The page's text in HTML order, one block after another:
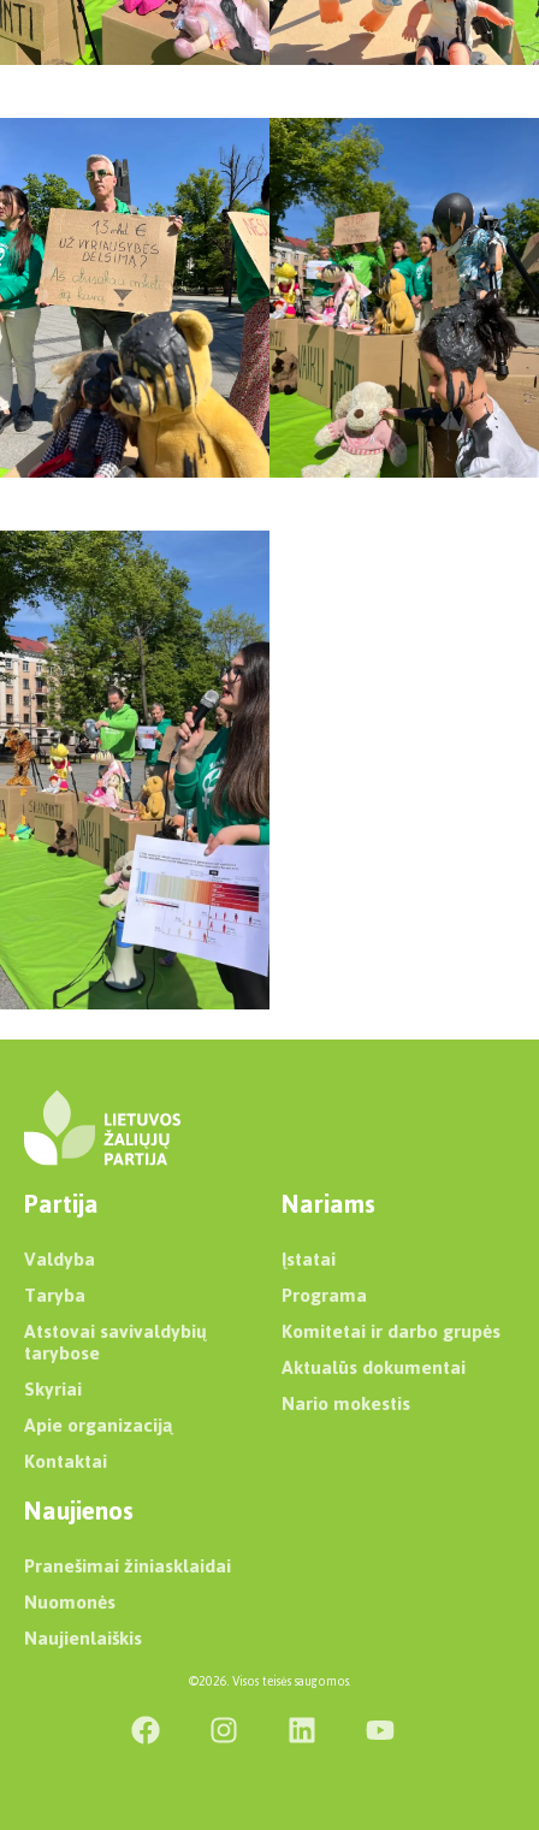
Partija
Valdyba
Taryba
Atstovai savivaldybių
tarybose
Skyriai
Apie organizaciją
Kontaktai
Nariams
Įstatai
Programa
Komitetai ir darbo grupės
Aktualūs dokumentai
Nario mokestis
Naujienos
Pranešimai žiniasklaidai
Nuomonės
Naujienlaiškis
©2026. Visos teisės saugomos.